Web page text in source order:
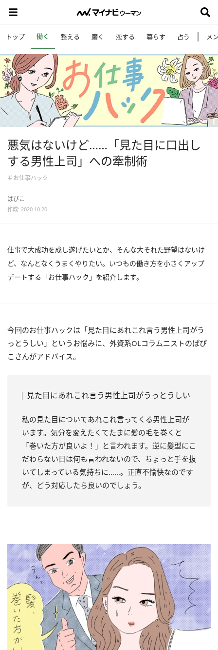
トップ 働く 整える 磨く 恋する 暮らす 占う メ
悪気はないけど……「見た目に口出し
する男性上司」への牽制術
＃お仕事ハック
ぱぴこ
作成: 2020.10.20
仕事で大成功を成し遂げたいとか、そんな大それた野望はないけ
ど、なんとなくうまくやりたい。いつもの働き方を小さくアップ
デートする「お仕事ハック」を紹介します。
今回のお仕事ハックは「見た目にあれこれ言う男性上司がう
っとうしい」というお悩みに、外資系OLコラムニストのぱぴ
こさんがアドバイス。
見た目にあれこれ言う男性上司がうっとうしい
私の見た目についてあれこれ言ってくる男性上司が
います。気分を変えたくてたまに髪の毛を巻くと
「巻いた方が良いよ！」と言われます。逆に髪型にこ
だわらない日は何も言われないので、ちょっと手を抜
いてしまっている気持ちに……。正直不愉快なのです
が、どう対応したら良いのでしょう。